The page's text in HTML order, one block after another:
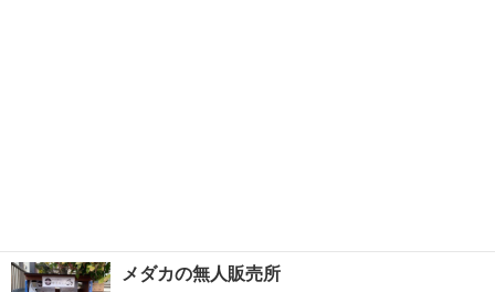
メダカの無人販売所